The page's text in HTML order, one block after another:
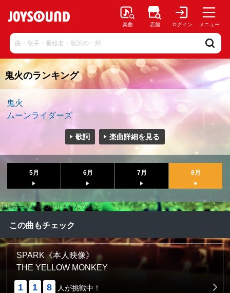
楽曲 店舗 ログイン メニュー
鬼火のランキング
鬼火
ムーンライダーズ
歌詞 楽曲詳細を見る
5月 6月 7月 8月
該当データが見つかりませんでした。
この曲もチェック
SPARK《本人映像》
THE YELLOW MONKEY
1 1 8 人が挑戦中！